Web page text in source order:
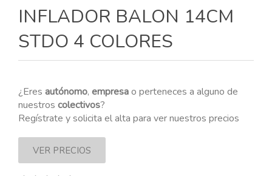
INFLADOR BALON 14CM
STDO 4 COLORES
¿Eres autónomo, empresao perteneces a alguno de
nuestros colectivos?
Regístrate y solicita el alta para ver nuestros precios